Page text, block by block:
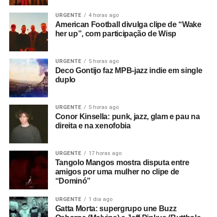
entre Kurt Cobain e Suzanne Vega, com uma letra que
fala de estranhas presenças opressoras e memórias
tristes. No final,Happiness is a placesoa como uma
oração lisérgica, um som com clima bem mais próximo do
britpop e de bandas como Ride.
Gostou do texto? Seu apoio mantém o Pop
Fantasma funcionando todo dia.
newslettere receba nossos posts direto no e-
mail.
URGENTE 4 horas ago
American Football divulga clipe de “Wake
her up”, com participação de Wisp
URGENTE 5 horas ago
Deco Gontijo faz MPB-jazz indie em single
duplo
URGENTE 5 horas ago
Conor Kinsella: punk, jazz, glam e pau na
direita e na xenofobia
URGENTE 17 horas ago
Tangolo Mangos mostra disputa entre
amigos por uma mulher no clipe de
“Dominó”
URGENTE 1 dia ago
Gatta Morta: supergrupo une Buzz